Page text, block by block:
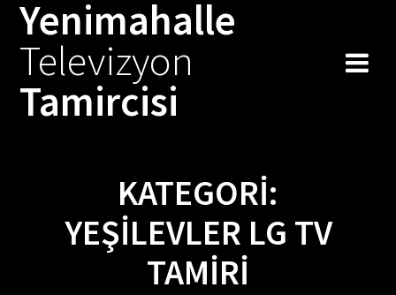
Skip
to
Yenimahalle
Televizyon
Tamircisi
KATEGORI:
YEŞILEVLER LG TV
TAMIRI